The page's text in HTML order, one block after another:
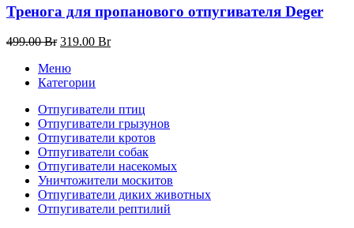
849.00 Br.
Тренога для пропанового отпугивателя Deger
499.00Br Первоначальная
составляла
499.00 Br.
319.00 BrТекущая
Меню
Категории
Отпугиватели птиц
Отпугиватели грызунов
Отпугиватели кротов
Отпугиватели собак
Отпугиватели насекомых
Уничтожители москитов
Отпугиватели диких животных
Отпугиватели рептилий